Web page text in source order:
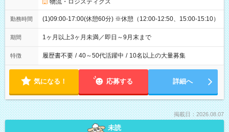
物流・ロジスティクス
勤務時間 (1)09:00-17:00(休憩60分) ※休憩（12:00-12:50、15:00-15:10）
期間 1ヶ月以上3ヶ月未満／即日～9月末まで
特徴 履歴書不要 / 40～50代活躍中 / 10名以上の大量募集
気になる！ 応募する 詳細へ
掲載日：2026.08.07
未読